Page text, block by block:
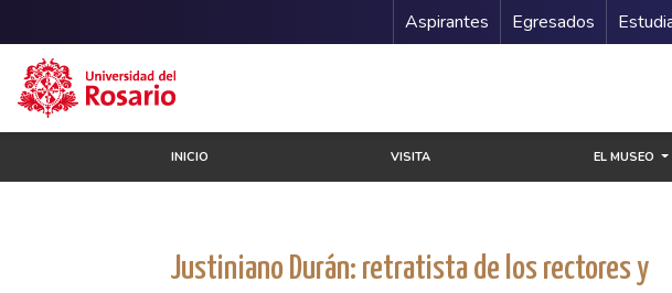
Menu
Aspirantes Egresados
INICIO VISITA EL MUSEO
Justiniano Durán: retratista de los rectores y